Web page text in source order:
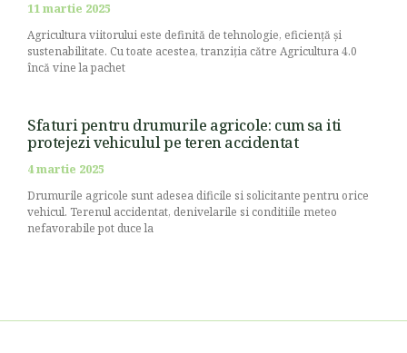
11 martie 2025
Agricultura viitorului este definită de tehnologie, eficiență și
sustenabilitate. Cu toate acestea, tranziția către Agricultura 4.0
încă vine la pachet
Sfaturi pentru drumurile agricole: cum sa iti
protejezi vehiculul pe teren accidentat
4 martie 2025
Drumurile agricole sunt adesea dificile si solicitante pentru orice
vehicul. Terenul accidentat, denivelarile si conditiile meteo
nefavorabile pot duce la